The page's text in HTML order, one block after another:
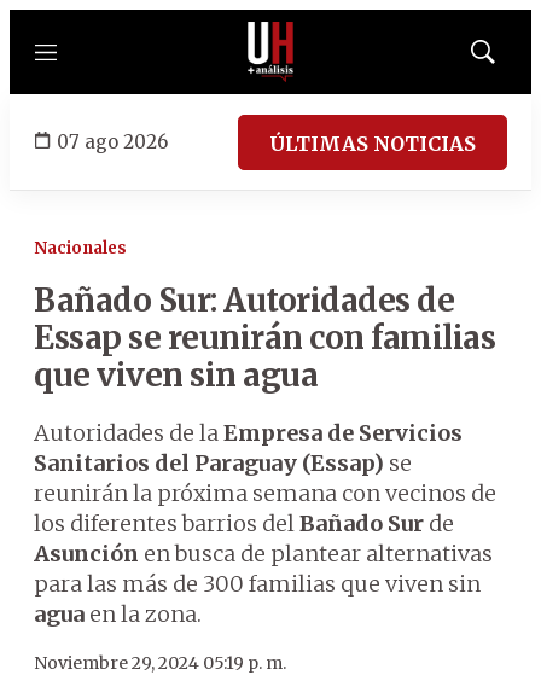
Menú
Mostrar
07 ago 2026 ÚLTIMAS NOTICIAS
Nacionales
Bañado Sur: Autoridades de
Essap se reunirán con familias
que viven sin agua
Autoridades de laEmpresa de Servicios
Sanitarios del Paraguay (Essap) se
reunirán la próxima semana con vecinos de
los diferentes barrios delBañado Sur de
Asunción en busca de plantear alternativas
para las más de 300 familias que viven sin
agua en la zona.
Noviembre 29, 2024 05:19 p. m.